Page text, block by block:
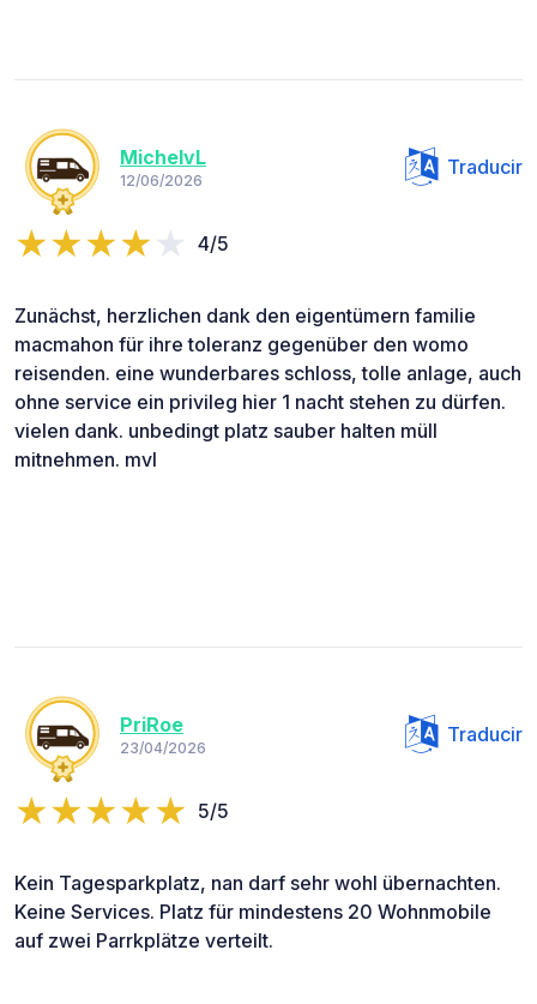
MichelvL
12/06/2026
Traducir
4/5
Zunächst, herzlichen dank den eigentümern familie
macmahon für ihre toleranz gegenüber den womo
reisenden. eine wunderbares schloss, tolle anlage, auch
ohne service ein privileg hier 1 nacht stehen zu dürfen.
vielen dank. unbedingt platz sauber halten müll
mitnehmen. mvl
PriRoe
23/04/2026
Traducir
5/5
Kein Tagesparkplatz, nan darf sehr wohl übernachten.
Keine Services. Platz für mindestens 20 Wohnmobile
auf zwei Parrkplätze verteilt.